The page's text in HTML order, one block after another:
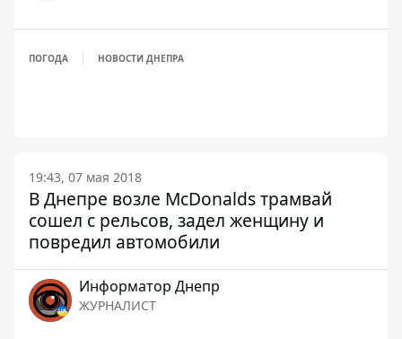
ПОГОДА НОВОСТИ ДНЕПРА
19:43, 07 мая 2018
В Днепре возле McDonalds трамвай
сошел с рельсов, задел женщину и
повредил автомобили
Информатор Днепр
ЖУРНАЛИСТ